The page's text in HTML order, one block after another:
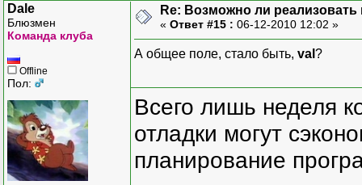
Dale
Блюзмен
Команда клуба
Offline
Пол:
Re: Возможно ли
« Ответ #15 : 06-12-2010 12:02 »
А общее поле, стало быть, val ?
Всего лишь неделя
отладки могут
планирование